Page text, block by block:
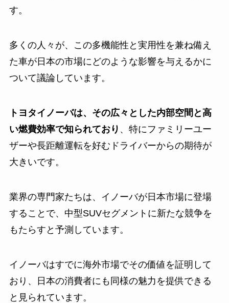
す。
多くの人々が、この多機能性と実用性を兼ね備え
た車が日本の市場にどのような影響を与えるかに
ついて議論しています。
トヨタイノーバは、その広々とした内部空間と高
い燃費効率で知られており 、特にファミリーユー
ザーや長距離運転を好むドライバーからの期待が
大きいです。
業界の専門家たちは、イノーバが日本市場に登場
することで、中型SUVセグメントに新たな競争を
もたらすと予測しています。
イノーバはすでに海外市場でその価値を証明して
おり、日本の消費者にも同様の魅力を提供できる
と見られています。